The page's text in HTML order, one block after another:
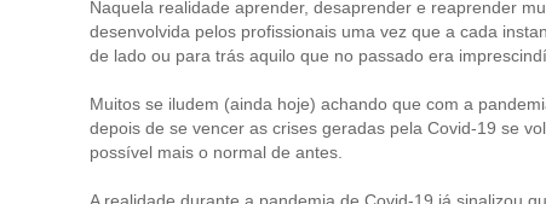
Naquela realidade aprender, desaprender e reaprender
desenvolvida pelos profissionais uma vez que a cada
de lado ou para trás aquilo que no passado era
Muitos se iludem (ainda hoje) achando que com a
depois de se vencer as crises geradas pela Covid-19 se
possível mais o normal de antes.